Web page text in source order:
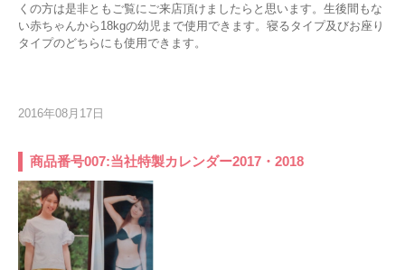
くの方は是非ともご覧にご来店頂けましたらと思います。生後間もな
い赤ちゃんから18kgの幼児まで使用できます。寝るタイプ及びお座り
タイプのどちらにも使用できます。
2016年08月17日
商品番号007:当社特製カレンダー2017・2018